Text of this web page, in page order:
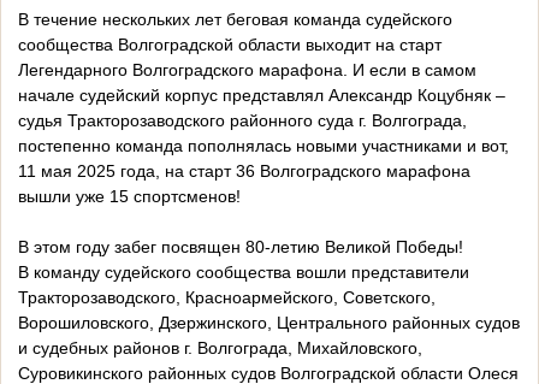
В течение нескольких лет беговая команда судейского
сообщества Волгоградской области выходит на старт
Легендарного Волгоградского марафона. И если в самом
начале судейский корпус представлял Александр Коцубняк –
судья Тракторозаводского районного суда г. Волгограда,
постепенно команда пополнялась новыми участниками и вот,
11 мая 2025 года, на старт 36 Волгоградского марафона
вышли уже 15 спортсменов!
В этом году забег посвящен 80-летию Великой Победы!
В команду судейского сообщества вошли представители
Тракторозаводского, Красноармейского, Советского,
Ворошиловского, Дзержинского, Центрального районных судов
и судебных районов г. Волгограда, Михайловского,
Суровикинского районных судов Волгоградской области Олеся